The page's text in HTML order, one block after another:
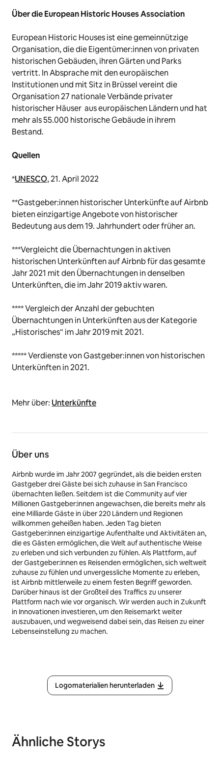
Über die European Historic Houses Association
European Historic Houses ist eine gemeinnützige
Organisation, die die Eigentümer:innen von privaten
historischen Gebäuden, ihren Gärten und Parks
vertritt. In Absprache mit den europäischen
Institutionen und mit Sitz in Brüssel vereint die
Organisation 27 nationale Verbände privater
historischer Häuser aus europäischen Ländern und hat
mehr als 55.000 historische Gebäude in ihrem
Bestand.
Quellen
*UNESCO, 21. April 2022
**Gastgeber:innen historischer Unterkünfte auf Airbnb
bieten einzigartige Angebote von historischer
Bedeutung aus dem 19. Jahrhundert oder früher an.
***Vergleicht die Übernachtungen in aktiven
historischen Unterkünften auf Airbnb für das gesamte
Jahr 2021 mit den Übernachtungen in denselben
Unterkünften, die im Jahr 2019 aktiv waren.
**** Vergleich der Anzahl der gebuchten
Übernachtungen in Unterkünften aus der Kategorie
„Historisches“ im Jahr 2019 mit 2021.
***** Verdienste von Gastgeber:innen von historischen
Unterkünften in 2021.
Mehr über: Unterkünfte
Über uns
Airbnb wurde im Jahr 2007 gegründet, als die beiden ersten
Gastgeber drei Gäste bei sich zuhause in San Francisco
übernachten ließen. Seitdem ist die Community auf vier
Millionen Gastgeber:innen angewachsen, die bereits mehr als
eine Milliarde Gäste in über 220 Ländern und Regionen
willkommen geheißen haben. Jeden Tag bieten
Gastgeber:innen einzigartige Aufenthalte und Aktivitäten an,
die es Gästen ermöglichen, die Welt auf authentische Weise
zu erleben und sich verbunden zu fühlen. Als Plattform, auf
der Gastgeber:innen es Reisenden ermöglichen, sich weltweit
zuhause zu fühlen und unvergessliche Momente zu erleben,
ist Airbnb mittlerweile zu einem festen Begriff geworden.
Darüber hinaus ist der Großteil des Traffics zu unserer
Plattform nach wie vor organisch. Wir werden auch in Zukunft
in Innovationen investieren, um den Reisemarkt weiter
auszubauen, und wegweisend dabei sein, das Reisen zu einer
Lebenseinstellung zu machen.
Logomaterialien herunterladen
Ähnliche Storys